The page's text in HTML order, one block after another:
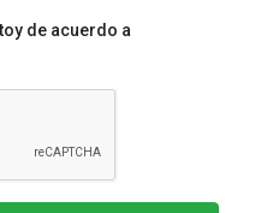
de acuerdo a